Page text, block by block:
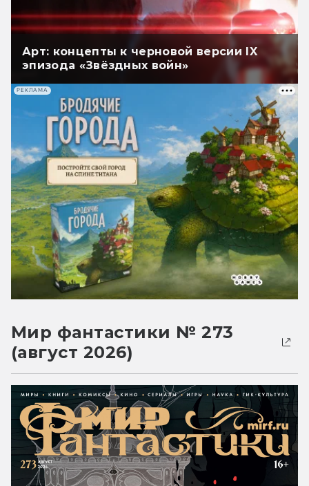
Арт: концепты к черновой версии IX
эпизода «Звёздных войн»
РЕКЛАМА
Мир фантастики № 273
(август 2026)